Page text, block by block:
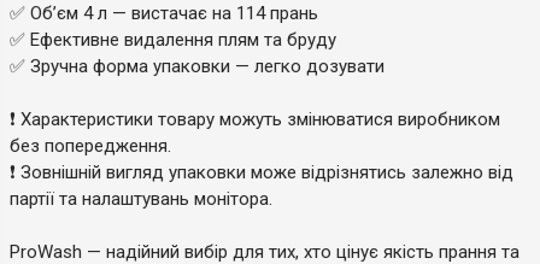
✅ Об’єм 4 л — вистачає на 114 прань
✅ Ефективне видалення плям та бруду
✅ Зручна форма упаковки — легко дозувати
❗️ Характеристики товару можуть змінюватися виробником
без попередження.
❗️ Зовнішній вигляд упаковки може відрізнятись залежно від
партії та налаштувань монітора.
ProWash — надійний вибір для тих, хто цінує якість прання та